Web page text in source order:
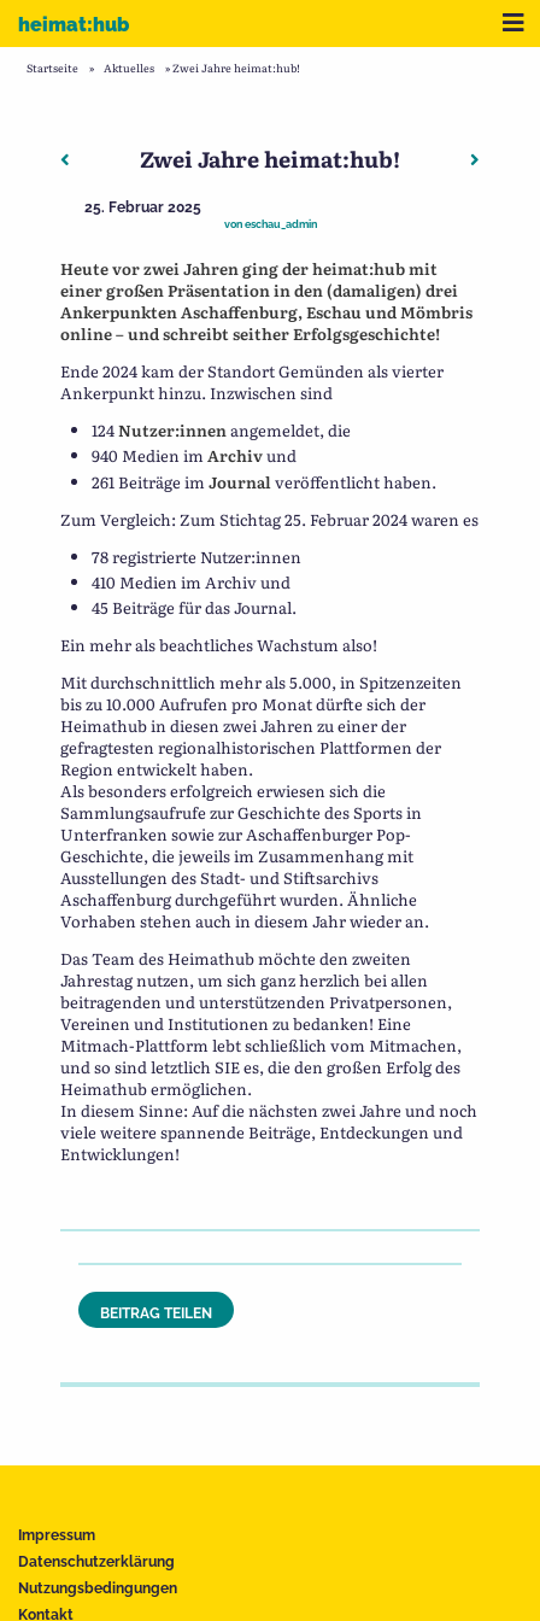
Zum Inhalt
heimat:hub
Startseite » Aktuelles »Zwei Jahre heimat:hub!
Beitragsnavigation
Vorheriger: Deutschsprachige Wikipedia trifft sich in
Zwei Jahre heimat:hub!
25. Februar 2025
von eschau_admin
Heute vor zwei Jahren ging der heimat:hub mit
einer großen Präsentation in den (damaligen) drei
Ankerpunkten Aschaffenburg, Eschau und Mömbris
online – und schreibt seither Erfolgsgeschichte!
Ende 2024 kam der Standort Gemünden als vierter
Ankerpunkt hinzu. Inzwischen sind
124Nutzer:innenangemeldet, die
940 Medien imArchivund
261 Beiträge im Journal veröffentlicht haben.
Zum Vergleich: Zum Stichtag 25. Februar 2024 waren es
78 registrierte Nutzer:innen
410 Medien im Archiv und
45 Beiträge für das Journal.
Ein mehr als beachtliches Wachstum also!
Mit durchschnittlich mehr als 5.000, in Spitzenzeiten
bis zu 10.000 Aufrufen pro Monat dürfte sich der
Heimathub in diesen zwei Jahren zu einer der
gefragtesten regionalhistorischen Plattformen der
Region entwickelt haben.
Als besonders erfolgreich erwiesen sich die
Sammlungsaufrufe zur Geschichte des Sports in
Unterfranken sowie zur Aschaffenburger Pop-
Geschichte, die jeweils im Zusammenhang mit
Ausstellungen des Stadt- und Stiftsarchivs
Aschaffenburg durchgeführt wurden. Ähnliche
Vorhaben stehen auch in diesem Jahr wieder an.
Das Team des Heimathub möchte den zweiten
Jahrestag nutzen, um sich ganz herzlich bei allen
beitragenden und unterstützenden Privatpersonen,
Vereinen und Institutionen zu bedanken! Eine
Mitmach-Plattform lebt schließlich vom Mitmachen,
und so sind letztlich SIE es, die den großen Erfolg des
Heimathub ermöglichen.
In diesem Sinne: Auf die nächsten zwei Jahre und noch
viele weitere spannende Beiträge, Entdeckungen und
Entwicklungen!
BEITRAG TEILEN
Impressum
Datenschutzerklärung
Nutzungsbedingungen
Kontakt